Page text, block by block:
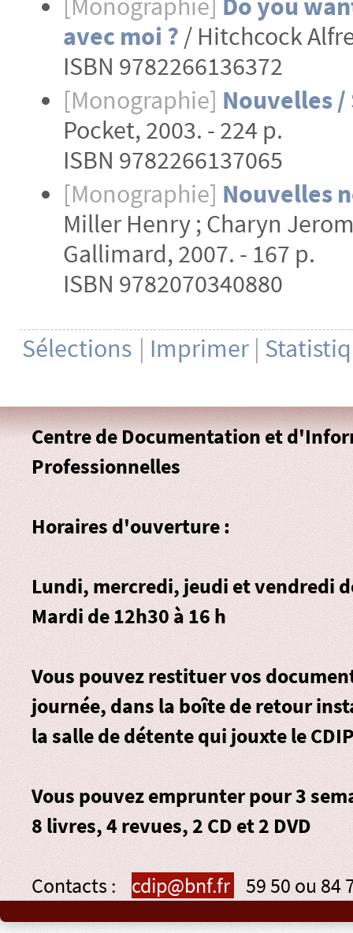
avec moi ? / Hitchcock
ISBN 9782266136372
[Monographie] Nouvelles
Pocket, 2003. - 224 p.
ISBN 9782266137065
[Monographie] Nouvelles
Miller Henry ; Charyn
Gallimard, 2007. - 167 p.
ISBN 9782070340880
Sélections | Imprimer |
Centre de Documentation et
Professionnelles
Horaires d'ouverture :
Lundi, mercredi, jeudi et vendredi
Mardi de 12h30 à 16 h
Vous pouvez restituer vos
journée, dans la boîte de retour
la salle de détente qui jouxte le
Vous pouvez emprunter pour 3
8 livres, 4 revues, 2 CD et 2 DVD
Contacts : cdip@bnf.fr 59 50 ou 84